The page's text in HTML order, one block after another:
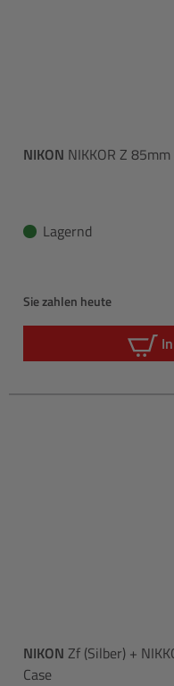
NIKON NIKKOR Z 85mm
Lagernd
Sie zahlen heute
NIKON Zf (Silber) +
Case